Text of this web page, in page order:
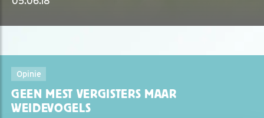
Opinie
GEEN MEST VERGISTERS MAAR
WEIDEVOGELS